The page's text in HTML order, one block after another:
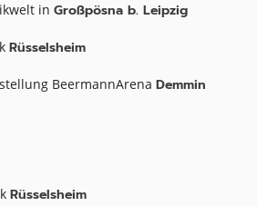
in Großpösna b. Leipzig
Rüsselsheim
BeermannArena Demmin
Rüsselsheim